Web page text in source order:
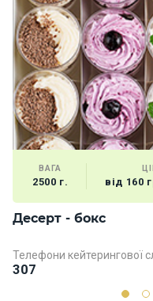
ВАГА
2500 г. від 160
Десерт - бокс
Телефони кейтерингової
307